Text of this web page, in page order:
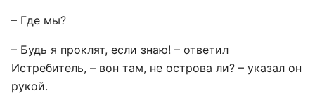
– Где мы?
– Будь я проклят, если знаю! – ответил
Истребитель, – вон там, не острова ли? – указал он
рукой.